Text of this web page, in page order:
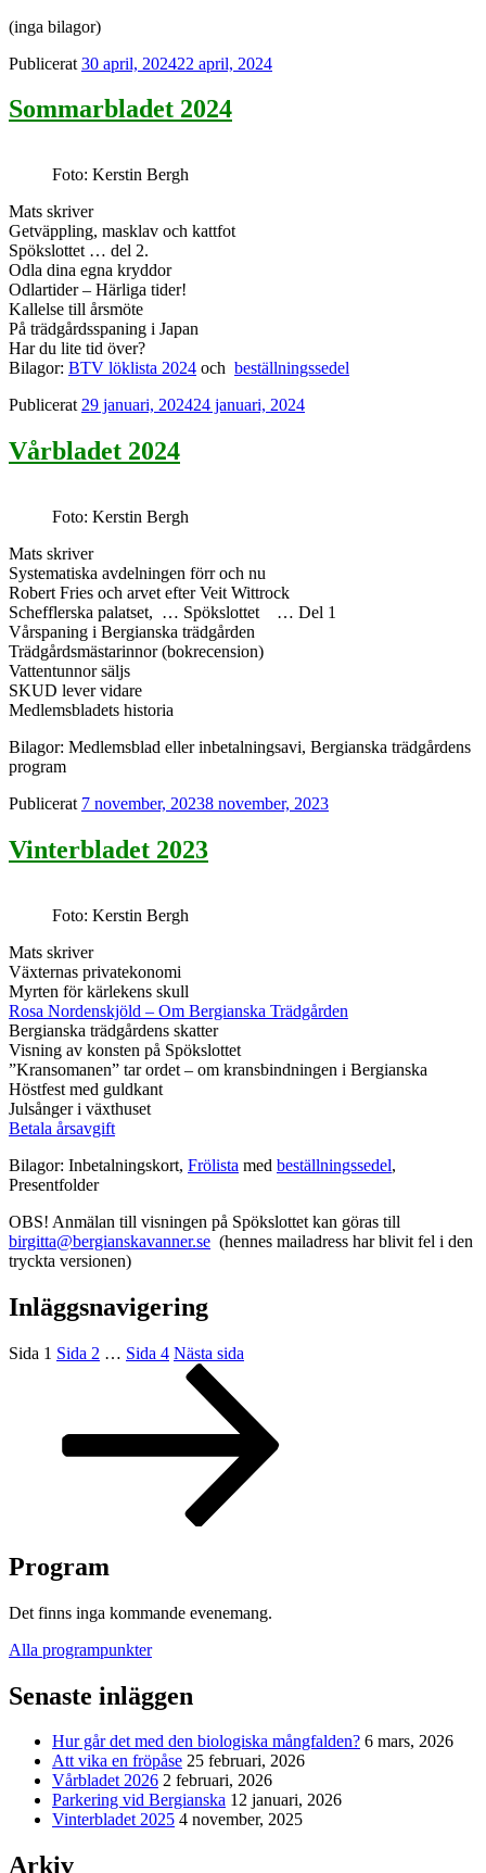
(inga bilagor)
Publicerat 30 april, 202422 april, 2024
Sommarbladet 2024
Foto: Kerstin Bergh
Mats skriver
Getväppling, masklav och kattfot
Spökslottet … del 2.
Odla dina egna kryddor
Odlartider – Härliga tider!
Kallelse till årsmöte
På trädgårdsspaning i Japan
Har du lite tid över?
Bilagor: BTV löklista 2024 och beställningssedel
Publicerat 29 januari, 202424 januari, 2024
Vårbladet 2024
Foto: Kerstin Bergh
Mats skriver
Systematiska avdelningen förr och nu
Robert Fries och arvet efter Veit Wittrock
Schefflerska palatset, … Spökslottet … Del 1
Vårspaning i Bergianska trädgården
Trädgårdsmästarinnor (bokrecension)
Vattentunnor säljs
SKUD lever vidare
Medlemsbladets historia
Bilagor: Medlemsblad eller inbetalningsavi, Bergianska trädgårdens
program
Publicerat 7 november, 20238 november, 2023
Vinterbladet 2023
Foto: Kerstin Bergh
Mats skriver
Växternas privatekonomi
Myrten för kärlekens skull
Rosa Nordenskjöld – Om Bergianska Trädgården
Bergianska trädgårdens skatter
Visning av konsten på Spökslottet
”Kransomanen” tar ordet – om kransbindningen i Bergianska
Höstfest med guldkant
Julsånger i växthuset
Betala årsavgift
Bilagor: Inbetalningskort, Frölista med beställningssedel,
Presentfolder
OBS! Anmälan till visningen på Spökslottet kan göras till
birgitta@bergianskavanner.se (hennes mailadress har blivit fel i den
tryckta versionen)
Inläggsnavigering
Sida 1 Sida 2 … Sida 4 Nästa sida
Program
Det finns inga kommande evenemang.
Alla programpunkter
Senaste inläggen
Hur går det med den biologiska mångfalden? 6 mars, 2026
Att vika en fröpåse 25 februari, 2026
Vårbladet 2026 2 februari, 2026
Parkering vid Bergianska 12 januari, 2026
Vinterbladet 2025 4 november, 2025
Arkiv